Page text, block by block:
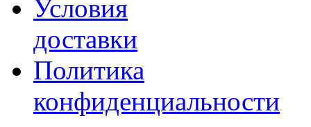
Условия
доставки
Политика
конфиденциальности